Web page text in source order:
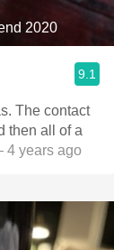
2020
9.1
The contact
then all of a
years ago